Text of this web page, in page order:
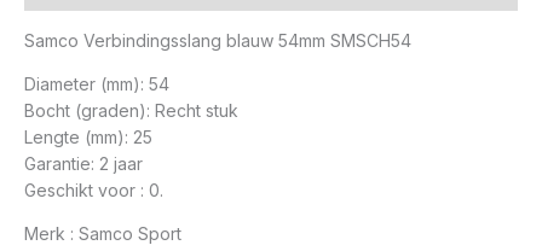
Samco Verbindingsslang blauw 54mm SMSCH54
Diameter (mm): 54
Bocht (graden): Recht stuk
Lengte (mm): 25
Garantie: 2 jaar
Geschikt voor : 0.
Merk : Samco Sport